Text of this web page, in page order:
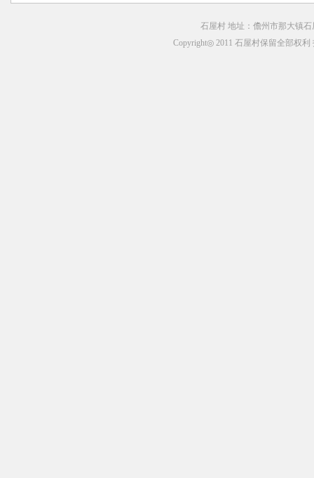
石屋村 地址：儋州市那大镇石
Copyright◎ 2011 石屋村保留全部权利